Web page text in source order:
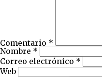
Comentario *
Nombre *
Correo electrónico *
Web